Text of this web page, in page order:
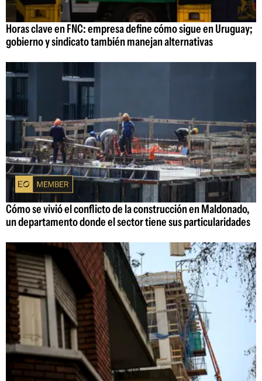
Horas clave en FNC: empresa define cómo sigue en Uruguay;
gobierno y sindicato también manejan alternativas
Cómo se vivió el conflicto de la construcción en Maldonado,
un departamento donde el sector tiene sus particularidades